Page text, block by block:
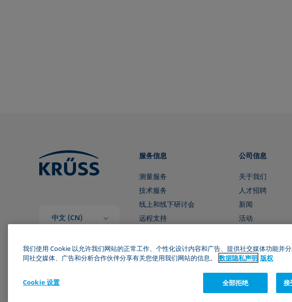
中文 (CN)
服务信息
测量服务
技术服务
线上和线下研讨会
远程支持
公司信息
关于我们
人才招聘
新闻
活动
我们使用 Cookie 以允许我们网站的正常工作、个性化设计内容和广告、提供社交媒体功能并
同社交媒体、广告和分析合作伙伴分享有关您使用我们网站的信息。
数据隐私声明 版权
全部拒绝 接
Cookie 设置